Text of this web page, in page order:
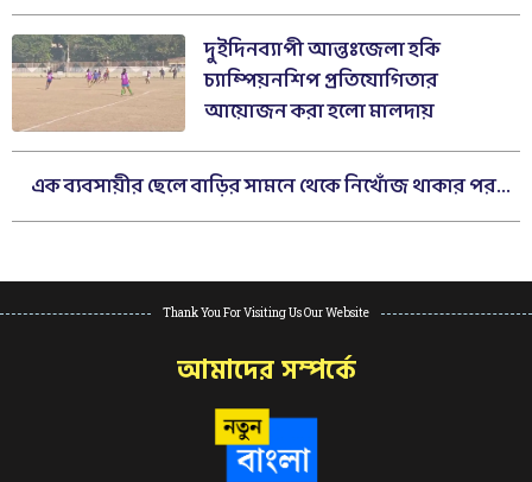
দুইদিনব্যাপী আন্তঃজেলা হকি
চ্যাম্পিয়নশিপ প্রতিযোগিতার
আয়োজন করা হলো মালদায়
এক ব্যবসায়ীর ছেলে বাড়ির সামনে থেকে নিখোঁজ থাকার পর...
Thank You For Visiting Us Our Website
আমাদের সম্পর্কে